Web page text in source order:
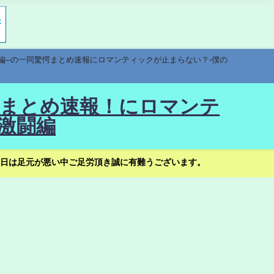
の一同驚愕まとめ速報にロマンティックが止まらない？-僕の
とめ速報！にロマンテ
闘編
足元が悪い中ご足労頂き誠に有難うございます。